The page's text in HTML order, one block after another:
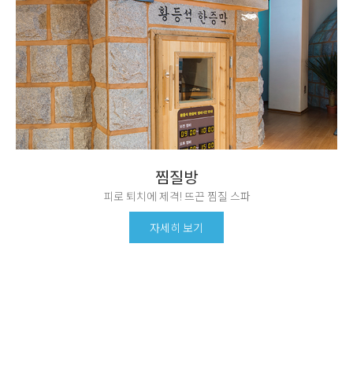
찜질방
피로 퇴치에 제격! 뜨끈 찜질 스파
자세히 보기